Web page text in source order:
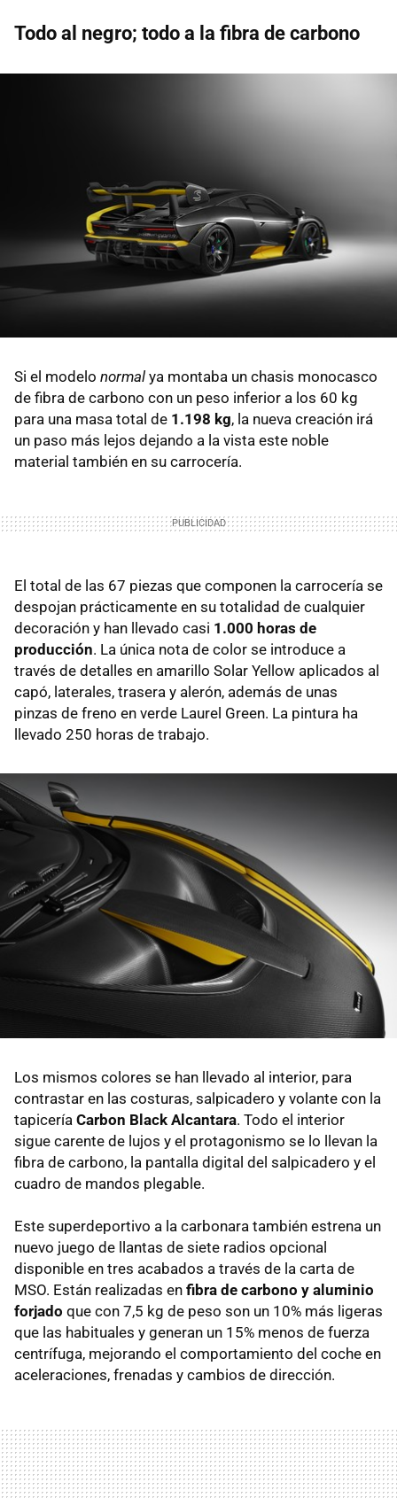
Todo al negro; todo a la fibra de carbono
Si el modelo normal ya montaba un chasis monocasco
de fibra de carbono con un peso inferior a los 60 kg
para una masa total de 1.198 kg, la nueva creación irá
un paso más lejos dejando a la vista este noble
material también en su carrocería.
El total de las 67 piezas que componen la carrocería se
despojan prácticamente en su totalidad de cualquier
decoración y han llevado casi 1.000 horas de
producción. La única nota de color se introduce a
través de detalles en amarillo Solar Yellow aplicados al
capó, laterales, trasera y alerón, además de unas
pinzas de freno en verde Laurel Green. La pintura ha
llevado 250 horas de trabajo.
Los mismos colores se han llevado al interior, para
contrastar en las costuras, salpicadero y volante con la
tapicería Carbon Black Alcantara. Todo el interior
sigue carente de lujos y el protagonismo se lo llevan la
fibra de carbono, la pantalla digital del salpicadero y el
cuadro de mandos plegable.
Este superdeportivo a la carbonara también estrena un
nuevo juego de llantas de siete radios opcional
disponible en tres acabados a través de la carta de
MSO. Están realizadas en fibra de carbono y aluminio
forjado que con 7,5 kg de peso son un 10% más ligeras
que las habituales y generan un 15% menos de fuerza
centrífuga, mejorando el comportamiento del coche en
aceleraciones, frenadas y cambios de dirección.